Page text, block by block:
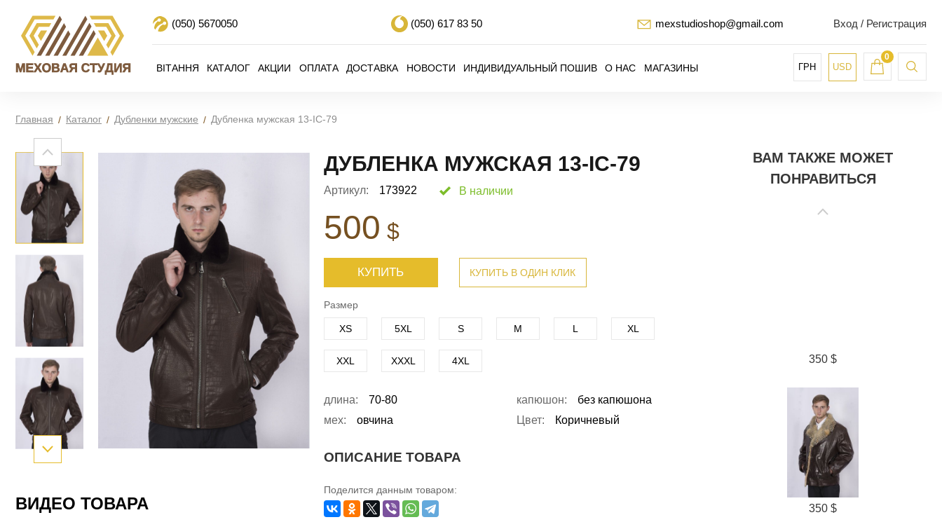
(050) 5670050 (050) 617 83 50 mexstudioshop@gmail.com Вход / Регистрация
ВІТАННЯ КАТАЛОГ АКЦИИ ОПЛАТА ДОСТАВКА НОВОСТИ ИНДИВИДУАЛЬНЫЙ ПОШИВ О НАС МАГАЗИНЫ ГРН USD
0
Главная Каталог Дубленки мужские Дубленка мужская 13-IC-79
ВИДЕО ТОВАРА
ДУБЛЕНКА МУЖСКАЯ 13-IC-79
Артикул: 173922 В наличии
500 $
КУПИТЬ КУПИТЬ В ОДИН КЛИК
Размер
XS 5XL S M L XL
XXL XXXL 4XL
длина: 70-80 капюшон:
без капюшона
мех:
овчина Цвет: Коричневый
ОПИСАНИЕ ТОВАРА
Поделится данным товаром:
ВАМ ТАКЖЕ МОЖЕТ
ПОНРАВИТЬСЯ
350 $
350 $